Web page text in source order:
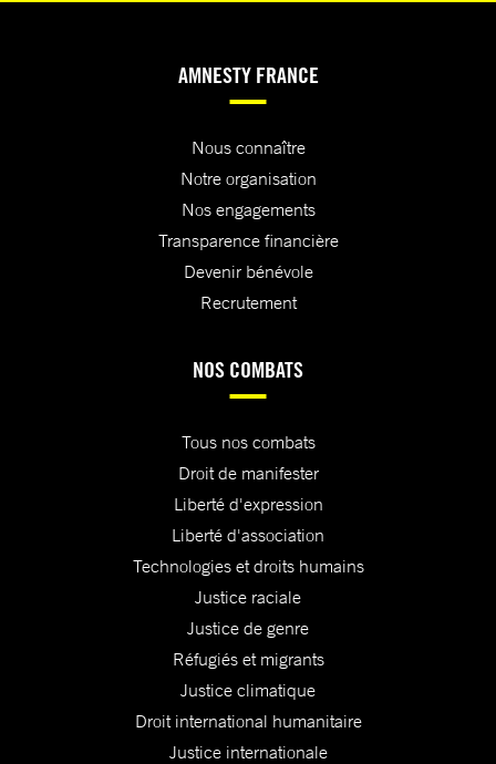
AMNESTY FRANCE
Nous connaître
Notre organisation
Nos engagements
Transparence financière
Devenir bénévole
Recrutement
NOS COMBATS
Tous nos combats
Droit de manifester
Liberté d'expression
Liberté d'association
Technologies et droits humains
Justice raciale
Justice de genre
Réfugiés et migrants
Justice climatique
Droit international humanitaire
Justice internationale